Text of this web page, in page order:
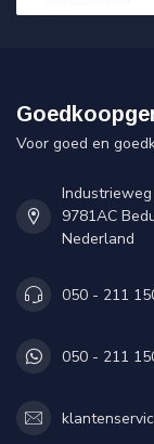
Voor goed en
9781AC
Nederland
050 - 211
050 - 211